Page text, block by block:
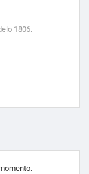
1806.